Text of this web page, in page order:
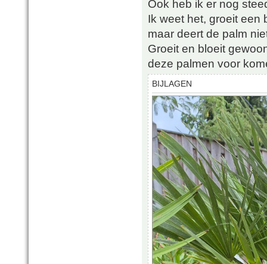
Ook heb ik er nog
Ik weet het, groeit een
maar deert de palm
Groeit en bloeit
deze palmen voor
BIJLAGEN